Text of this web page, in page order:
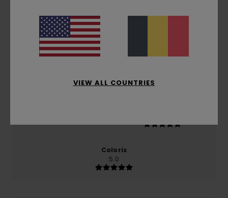
basé sur1 avis vérifiés
100% de nos clients recommandent ce produit
Coloris
5.0
VIEW ALL COUNTRIES